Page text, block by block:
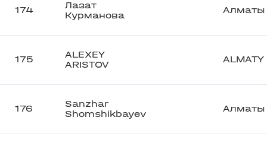
174
Лазат
Курманова
Алматы
175
ALEXEY
ARISTOV
ALMATY
176
Sanzhar
Shomshikbayev
Алматы